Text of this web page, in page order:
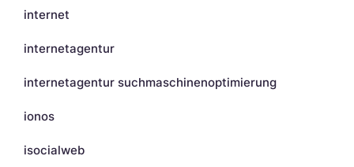
internet
internetagentur
internetagentur suchmaschinenoptimierung
ionos
isocialweb